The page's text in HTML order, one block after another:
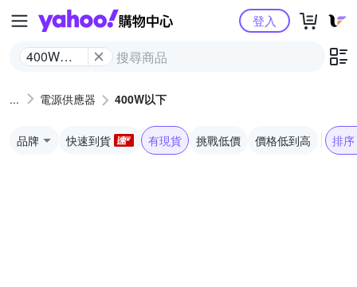
Yahoo購物中心
400W以
登入
電源供應器 400W以下
品牌 快速到貨 有現貨 挑戰低價 價格低到高 排序